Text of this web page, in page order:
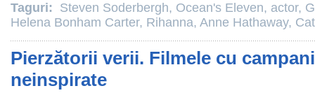
Taguri: Steven Soderbergh, Ocean's Eleven, actor,
Helena Bonham Carter, Rihanna, Anne Hathaway,
Pierzătorii verii. Filmele cu
neinspirate